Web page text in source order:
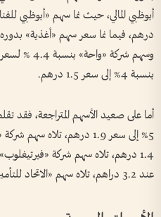
بنسبة 4% إلى سعر 1.5 درهم.
أما على صعيد الأسهم المتراجعة،
عند 3.2 دراهم، تلاه سهم «الاتحاد للتأمين» بنسبة 3.6% إلى سعر 1.3 درهم.